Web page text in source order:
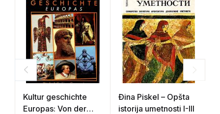
Kultur geschichte
Europas: Von der
Đina Piskel – Opšta
istorija umetnosti I-III